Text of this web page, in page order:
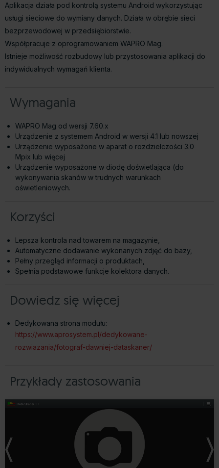
Aplikacja działa pod kontrolą systemu Android wykorzystując
usługi sieciowe do wymiany danych. Działa w obrębie sieci
bezprzewodowej w przedsiębiorstwie.
Współpracuje z oprogramowaniem WAPRO Mag.
Istnieje możliwość rozbudowy lub przystosowania aplikacji do
indywidualnych wymagań klienta.
Wymagania
WAPRO Mag od wersji 7.60.x
Urządzenie z systemem Android w wersji 4.1 lub nowszej
Urządzenie wyposażone w aparat o rozdzielczości 3.0
Mpix lub więcej
Urządzenie wyposażone w diodę doświetlająca (do
wykonywania skanów w trudnych warunkach
oświetleniowych.
Korzyści
Lepsza kontrola nad towarem na magazynie,
Automatyczne dodawanie wykonanych zdjęć do bazy,
Pełny przegląd informacji o produktach,
Spełnia podstawowe funkcje kolektora danych.
Dowiedz się więcej
Dedykowana strona modułu:
https://www.aprosystem.pl/dedykowane-
rozwiazania/fotograf-dawniej-dataskaner/
Przykłady zastosowania